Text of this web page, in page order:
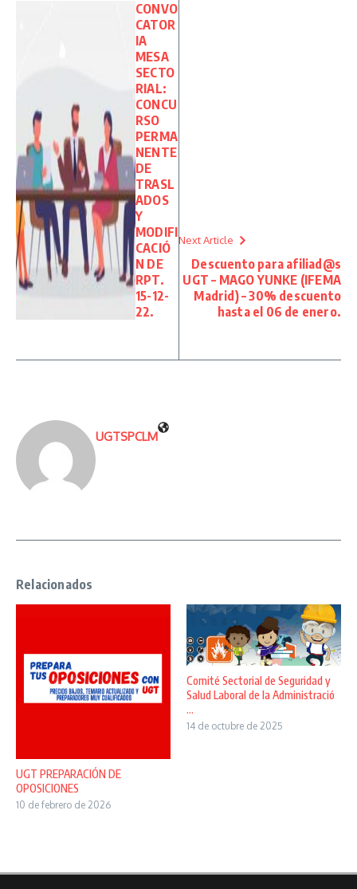
CONVO
CATOR
IA
MESA
SECTO
RIAL:
CONCU
RSO
PERMA
NENTE
DE
TRASL
ADOS
Y
MODIFI
CACIÓ
N DE
RPT.
15-12-
22.
Next Article
Descuento para afiliad@s
UGT – MAGO YUNKE (IFEMA
Madrid) – 30% descuento
hasta el 06 de enero.
UGTSPCLM
Relacionados
UGT PREPARACIÓN DE
OPOSICIONES
10 de febrero de 2026
Comité Sectorial de Seguridad y
Salud Laboral de la Administració
...
14 de octubre de 2025